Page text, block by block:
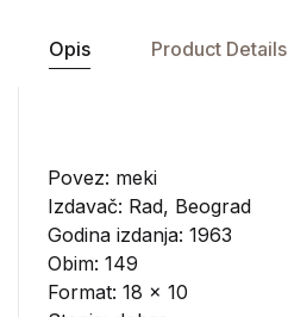
Opis Product Details
Povez: meki
Izdavač: Rad, Beograd
Godina izdanja: 1963
Obim: 149
Format: 18 x 10